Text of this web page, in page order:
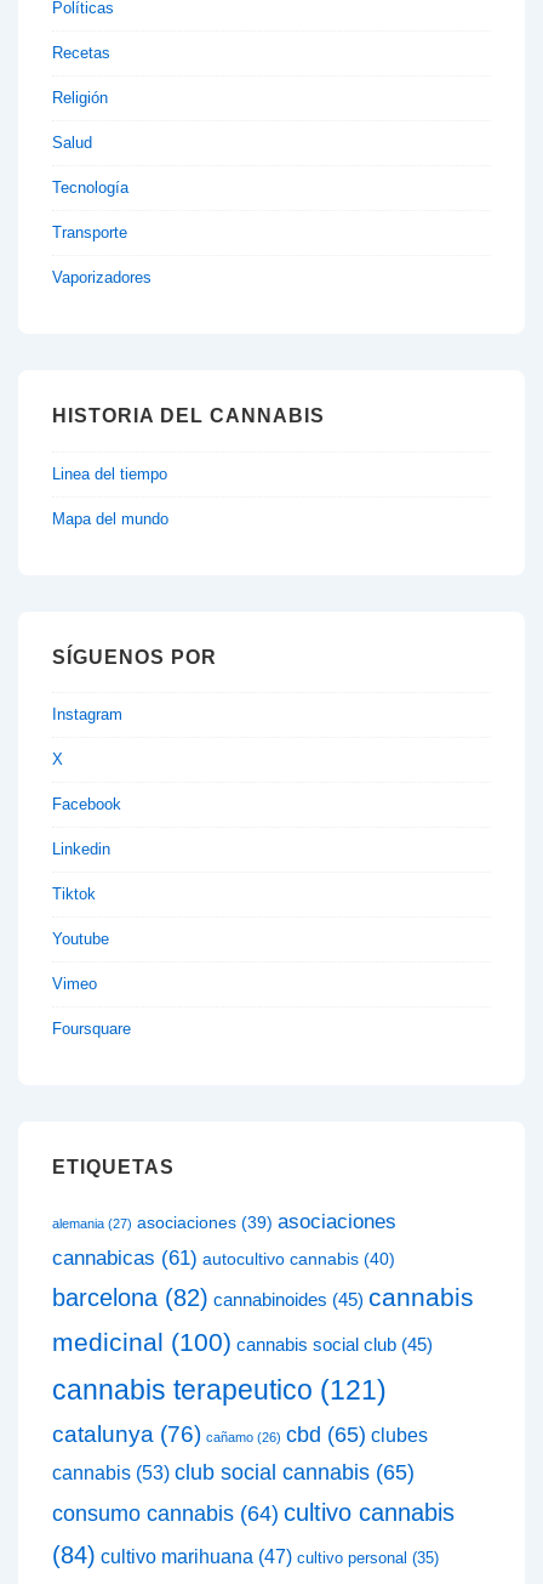
Políticas
Recetas
Religión
Salud
Tecnología
Transporte
Vaporizadores
HISTORIA DEL CANNABIS
Linea del tiempo
Mapa del mundo
SÍGUENOS POR
Instagram
X
Facebook
Linkedin
Tiktok
Youtube
Vimeo
Foursquare
ETIQUETAS
alemania (27) asociaciones (39) asociaciones
cannabicas (61) autocultivo cannabis (40)
barcelona (82) cannabinoides (45) cannabis
medicinal (100) cannabis social club (45)
cannabis terapeutico (121)
catalunya (76) cañamo (26) cbd (65) clubes
cannabis (53) club social cannabis (65)
consumo cannabis (64) cultivo cannabis
(84) cultivo marihuana (47) cultivo personal (35)